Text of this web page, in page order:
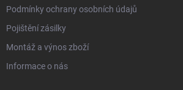
Podmínky ochrany osobních údajů
Pojištění zásilky
Montáž a výnos zboží
Informace o nás